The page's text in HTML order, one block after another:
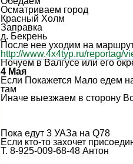
Осматриваем город
Красный Холм
Заправка
д. Бекрень
После нее уходим на
http://www.4x4typ.ru/reportag/
Ночуем в Валгусе или его
4 Мая
Если Покажется Мало едем
там
Иначе выезжаем в сторону
Пока едут 3 УАЗа на Q78
Если кто-то захочет
Т. 8-925-009-68-48 Антон